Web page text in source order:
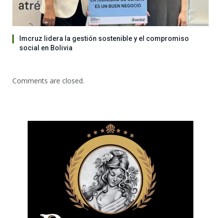
Imcruz lidera la gestión sostenible y el compromiso
social en Bolivia
Comments are closed.